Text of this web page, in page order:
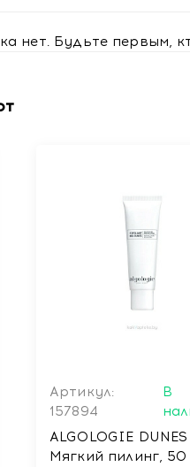
нет. Будьте первым,
Артикул:
157894
В
ALGOLOGIE DUNES
Мягкий пилинг, 50